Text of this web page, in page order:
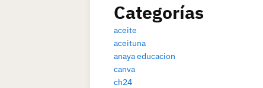
Categorías
aceite
aceituna
anaya educacion
canva
ch24